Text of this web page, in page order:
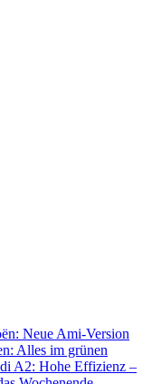
Neue Ami-Version
Alles im grünen
A2: Hohe Effizienz –